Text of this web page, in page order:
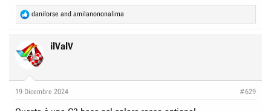
R
e
c
t
i
s
danilorse and amilanononalima
ilValV
19 Dicembre 2024 #629